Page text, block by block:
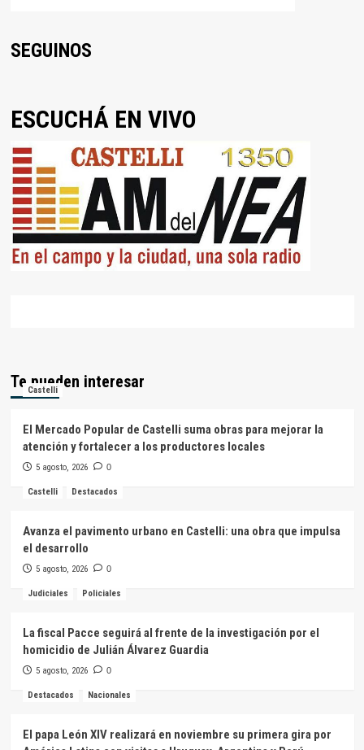
SEGUINOS
ESCUCHÁ EN VIVO
Te pueden interesar
Castelli
El Mercado Popular de Castelli suma obras para mejorar la
atención y fortalecer a los productores locales
5 agosto, 2026 0
Castelli Destacados
Avanza el pavimento urbano en Castelli: una obra que impulsa
el desarrollo
5 agosto, 2026 0
Judiciales Policiales
La fiscal Pacce seguirá al frente de la investigación por el
homicidio de Julián Álvarez Guardia
5 agosto, 2026 0
Destacados Nacionales
El papa León XIV realizará en noviembre su primera gira por